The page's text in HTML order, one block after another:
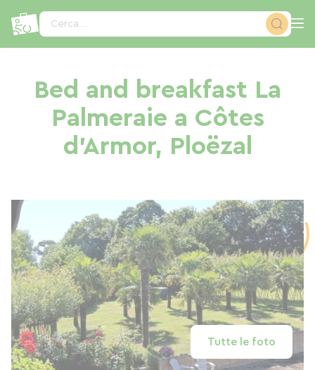
Cerca...
Bed and breakfast La
Palmeraie a Côtes
d'Armor, Ploëzal
Tutte le foto
Pannello di gestione dei cookies